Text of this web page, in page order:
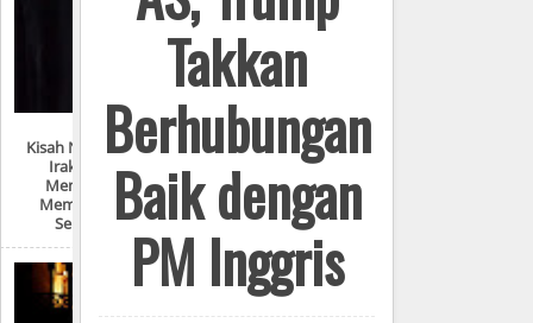
Kisah Nyata Perang
Irak: “Mereka
Menyiksa Dan
Memperkosaku
Seperti Ini!”
Takkan
Berhubungan
Baik dengan
PM Inggris